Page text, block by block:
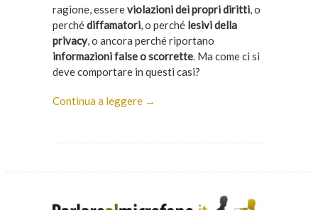
ragione, essereviolazioni dei propri diritti, o
perchédiffamatori, o perché lesivi della
privacy, o ancora perché riportano
informazioni false o scorrette. Ma come ci si
deve comportare in questi casi?
Continua a leggere →